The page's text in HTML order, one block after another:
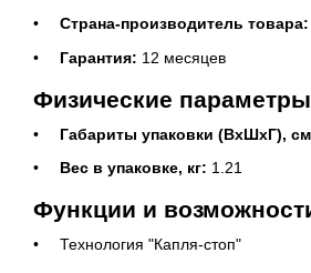
Страна-производитель товара:
Гарантия: 12 месяцев
Физические параметры
Габариты упаковки (ВхШхГ),
Вес в упаковке, кг: 1.21
Функции и
Технология "Капля-стоп"